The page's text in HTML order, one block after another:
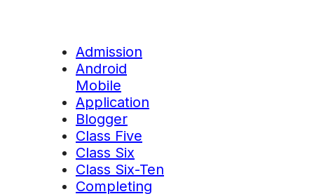
Admission
Android
Mobile
Application
Blogger
Class Five
Class Six
Class Six-Ten
Completing